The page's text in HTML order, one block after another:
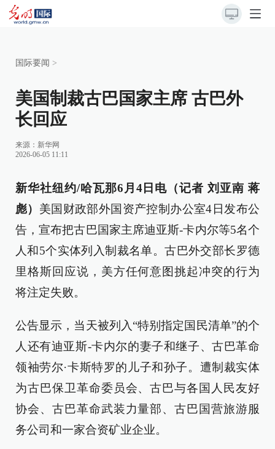
国际要闻 >
美国制裁古巴国家主席 古巴外
长回应
来源： 新华网
2026-06-05 11:11
新华社纽约/哈瓦那6月4日电（记者 刘亚南 蒋
彪） 美国财政部外国资产控制办公室4日发布公
告，宣布把古巴国家主席迪亚斯-卡内尔等5名个
人和5个实体列入制裁名单。古巴外交部长罗德
里格斯回应说，美方任何意图挑起冲突的行为
将注定失败。
公告显示，当天被列入“特别指定国民清单”的个
人还有迪亚斯-卡内尔的妻子和继子、古巴革命
领袖劳尔·卡斯特罗的儿子和孙子。遭制裁实体
为古巴保卫革命委员会、古巴与各国人民友好
协会、古巴革命武装力量部、古巴国营旅游服
务公司和一家合资矿业企业。